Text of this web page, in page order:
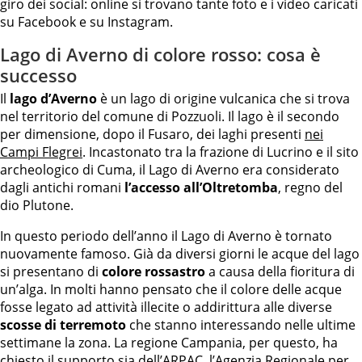
giro dei social: online si trovano tante foto e i video caricati
su Facebook e su Instagram.
Lago di Averno di colore rosso: cosa è
successo
Il lago d’Averno è un lago di origine vulcanica che si trova
nel territorio del comune di Pozzuoli. Il lago è il secondo
per dimensione, dopo il Fusaro, dei laghi presenti nei
Campi Flegrei. Incastonato tra la frazione di Lucrino e il sito
archeologico di Cuma, il Lago di Averno era considerato
dagli antichi romani l’accesso all’Oltretomba, regno del
dio Plutone.
In questo periodo dell’anno il Lago di Averno è tornato
nuovamente famoso. Già da diversi giorni le acque del lago
si presentano di colore rossastroa causa della fioritura di
un’alga. In molti hanno pensato che il colore delle acque
fosse legato ad attività illecite o addirittura alle diverse
scosse di terremoto che stanno interessando nelle ultime
settimane la zona. La regione Campania, per questo, ha